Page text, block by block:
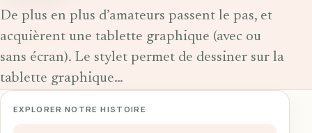
De plus en plus d’amateurs passent le pas, et
acquièrent une tablette graphique (avec ou
sans écran). Le stylet permet de dessiner sur la
tablette graphique…
EXPLORER NOTRE HISTOIRE